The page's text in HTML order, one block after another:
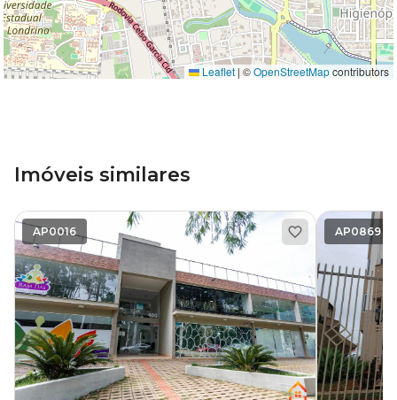
Leaflet | ©OpenStreetMapcontributors
Imóveis similares
AP0016 AP0869